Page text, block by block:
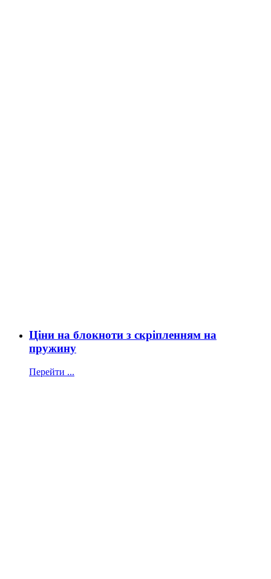
Ціни на блокноти з скріпленням на
пружину
Перейти ...